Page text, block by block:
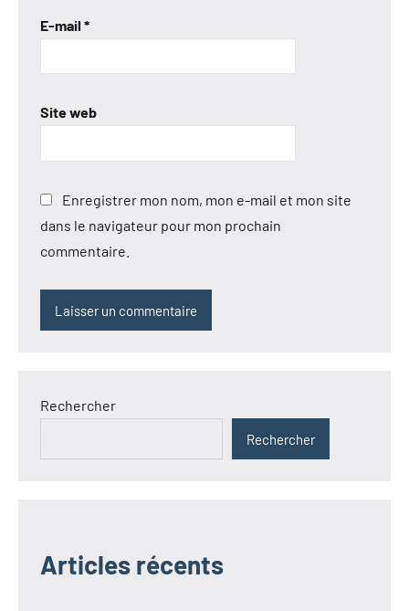
E-mail *
Site web
Enregistrer mon nom, mon e-mail et mon site
dans le navigateur pour mon prochain
commentaire.
Rechercher
Rechercher
Articles récents